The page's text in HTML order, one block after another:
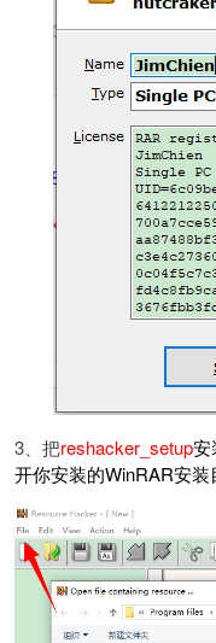
3、把reshacker_setup安
开你安装的WinRAR安装